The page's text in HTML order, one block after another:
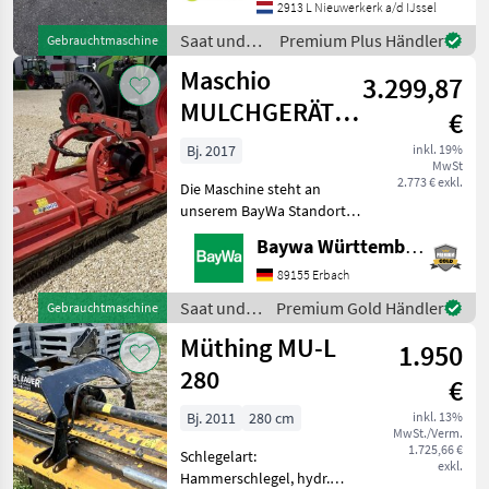
Gebrauchtmaschine
Jungpflanzen, Koniferen
und ähnlichen
PflanztypenMit Drei
2913 L Nieuwerkerk a/d IJssel
Saat und
Pflege /
Sonstige
Premium Plus Händler
Gebrauchtmaschine
Maschio
MULCHGERÄT
BISONTE 280
"AB"
3.299,87
€
inkl. 19%
MwSt
2.773 € exkl.
Bj. 2017
Die Maschine steht an
unserem BayWa Standort in
DE-73527 Herlikofen.Gerne
steht Ihnen Herr Rössler
unter Tel.: 0151 1610 3908
für Ihre Anfrage zur
Verfügung!Maschio
Baywa Württemberg
89155 Erbach
Saat und
Pflege /
Maschio
Premium Gold Händler
Müthing MU-L
280
1.950
€
inkl. 13%
MwSt./Verm.
1.725,66 €
exkl.
Bj. 2011
280 cm
Schlegelart:
Hammerschlegel, hydr.